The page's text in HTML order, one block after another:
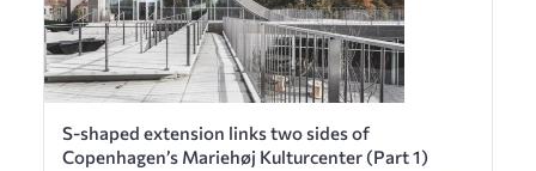
S-shaped extension links two sides of
Copenhagen’s Mariehøj Kulturcenter (Part 1)